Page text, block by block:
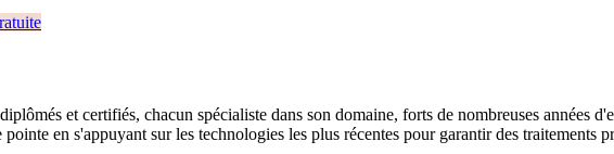
et certifiés, chacun spécialiste dans son domaine, forts de nombreuses années
en s'appuyant sur les technologies les plus récentes pour garantir des traitements